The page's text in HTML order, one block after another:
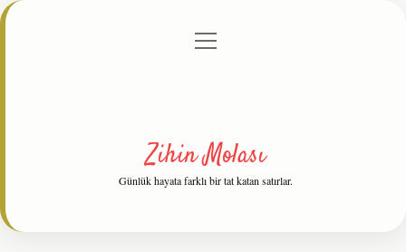
Gizlilik Politikası
menüyü
Zihin Molası
Günlük hayata farklı bir tat katan satırlar.